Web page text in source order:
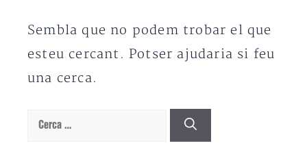
Sembla que no podem trobar el que
esteu cercant. Potser ajudaria si feu
una cerca.
Cerca: